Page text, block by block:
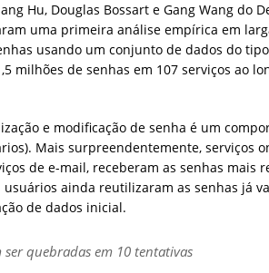
Hu, Douglas Bossart e Gang Wang do
uma primeira análise empírica em
usando um conjunto de dados do
milhões de senhas em 107 serviços ao
e modificação de senha é um
Mais surpreendentemente, serviços
de e-mail, receberam as senhas mais
ainda reutilizaram as senhas já
de dados inicial.
ser quebradas em 10 tentativas